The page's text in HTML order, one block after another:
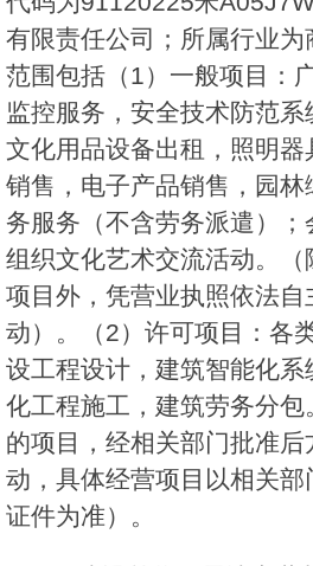
有限责任公司；所属行业
范围包括（1）一般项目：
监控服务，安全技术防范系
文化用品设备出租，照明
销售，电子产品销售，园
务服务（不含劳务派遣）；
组织文化艺术交流活动。
项目外，凭营业执照依法自
动）。（2）许可项目：各
设工程设计，建筑智能化
化工程施工，建筑劳务分
的项目，经相关部门批准
动，具体经营项目以相关
证件为准）。